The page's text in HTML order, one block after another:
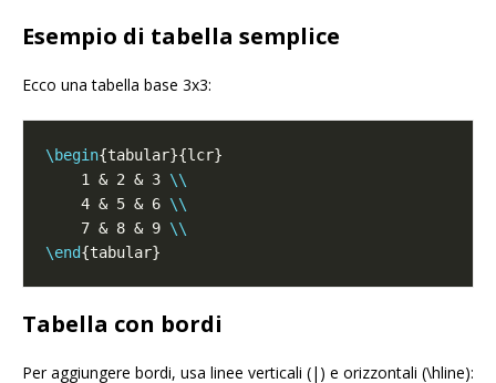
Esempio di tabella semplice
Ecco una tabella base 3x3:
\begin
    1 & 2 & 3
\\
    4 & 5 & 6
\\
    7 & 8 & 9
\\
\end
Tabella con bordi
Per aggiungere bordi, usa linee verticali (|) e orizzontali (\hline):